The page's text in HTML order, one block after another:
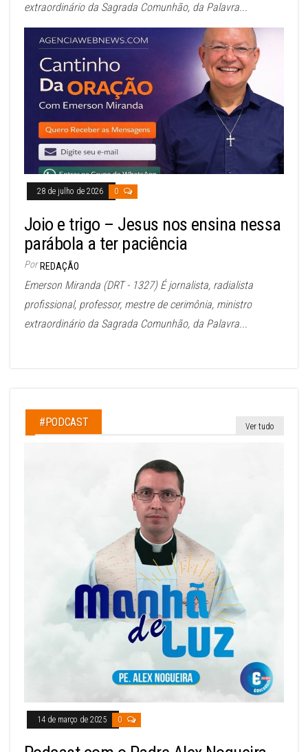
extraordinário da Sagrada Comunhão, da Palavra...
28 de julho de 2026 0
Joio e trigo – Jesus nos ensina nessa
parábola a ter paciência
Por REDAÇÃO
Emerson Miranda (DRT - 1327) É jornalista, radialista
profissional, professor, mestre de cerimônia, ministro
extraordinário da Sagrada Comunhão, da Palavra...
#PODCAST Ver tudo
14 de março de 2025 0